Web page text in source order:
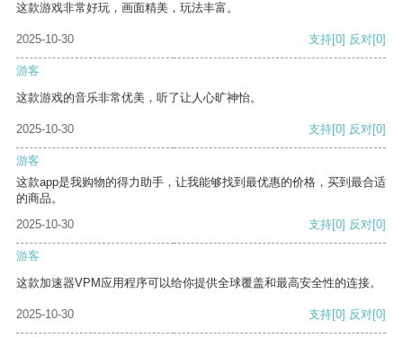
这款游戏非常好玩，画面精美，玩法丰富。
2025-10-30 支持[0] 反对[0]
游客
这款游戏的音乐非常优美，听了让人心旷神怡。
2025-10-30 支持[0] 反对[0]
游客
这款app是我购物的得力助手，让我能够找到最优惠的价格，买到最合适
的商品。
2025-10-30
支持[0] 反对[0]
游客
这款加速器VPM应用程序可以给你提供全球覆盖和最高安全性的连接。
2025-10-30 支持[0] 反对[0]